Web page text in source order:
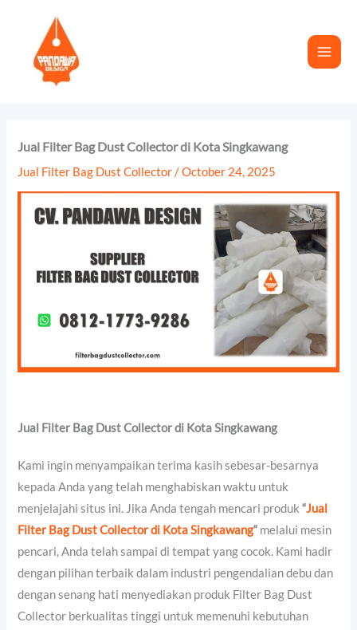
content
Jual Filter Bag Dust Collector di Kota Singkawang
Jual Filter Bag Dust Collector/October 24, 2025
Jual Filter Bag Dust Collector di Kota Singkawang
Kami ingin menyampaikan terima kasih sebesar-besarnya
kepada Anda yang telah menghabiskan waktu untuk
menjelajahi situs ini. Jika Anda tengah mencari produk“Jual
Filter Bag Dust Collector di Kota Singkawang“ melalui mesin
pencari, Anda telah sampai di tempat yang cocok. Kami hadir
dengan pilihan terbaik dalam industri pengendalian debu dan
dengan senang hati menyediakan produk Filter Bag Dust
Collector berkualitas tinggi untuk memenuhi kebutuhan